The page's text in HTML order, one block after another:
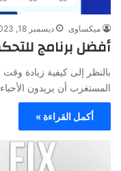
ميكساوى ديسمبر 18, 2023
أفضل برنامج
بالنظر إلى كيفية زيادة
المستغرب أن يريدون
أكمل القراءة »